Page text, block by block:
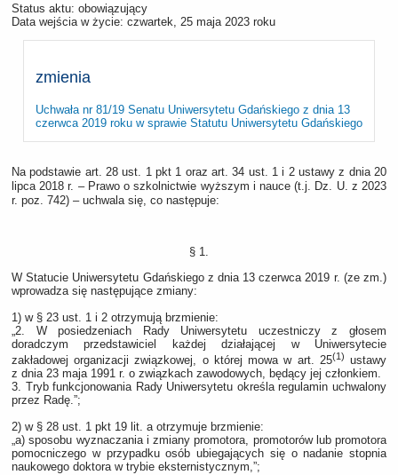
Status aktu: obowiązujący
Data wejścia w życie: czwartek, 25 maja 2023 roku
zmienia
Uchwała nr 81/19 Senatu Uniwersytetu Gdańskiego z dnia 13
czerwca 2019 roku w sprawie Statutu Uniwersytetu Gdańskiego
Na podstawie art. 28 ust. 1 pkt 1 oraz art. 34 ust. 1 i 2 ustawy z dnia 20
lipca 2018 r. – Prawo o szkolnictwie wyższym i nauce (t.j. Dz. U. z 2023
r. poz. 742) – uchwala się, co następuje:
§ 1.
W Statucie Uniwersytetu Gdańskiego z dnia 13 czerwca 2019 r. (ze zm.)
wprowadza się następujące zmiany:
1) w § 23 ust. 1 i 2 otrzymują brzmienie:
„2. W posiedzeniach Rady Uniwersytetu uczestniczy z głosem
doradczym przedstawiciel każdej działającej w Uniwersytecie
zakładowej organizacji związkowej, o której mowa w art. 25(1) ustawy
z dnia 23 maja 1991 r. o związkach zawodowych, będący jej członkiem.
3. Tryb funkcjonowania Rady Uniwersytetu określa regulamin uchwalony
przez Radę.”;
2) w § 28 ust. 1 pkt 19 lit. a otrzymuje brzmienie:
„a) sposobu wyznaczania i zmiany promotora, promotorów lub promotora
pomocniczego w przypadku osób ubiegających się o nadanie stopnia
naukowego doktora w trybie eksternistycznym,”;